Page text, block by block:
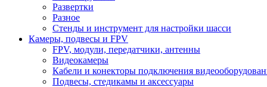
Развертки
Разное
Стенды и инструмент для настройки шасси
Камеры, подвесы и FPV
FPV, модули, передатчики, антенны
Видеокамеры
Кабели и конекторы подключения
Подвесы, стедикамы и аксессуары